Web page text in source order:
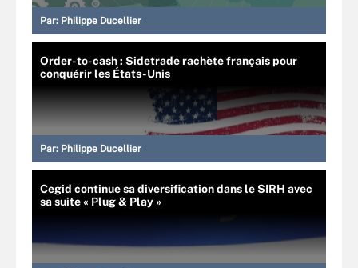
Par: Philippe Ducellier
Order-to-cash : Sidetrade rachète français pour
conquérir les États-Unis
Par: Philippe Ducellier
Cegid continue sa diversification dans le SIRH avec
sa suite « Plug & Play »